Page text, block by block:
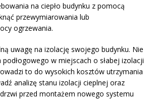
na ciepło budynku z pomocą
przewymiarowania lub
ogrzewania.
uwagę na izolację swojego budynku. Nie
w miejscach o słabej izolacji
to do wysokich kosztów utrzymania
analizę stanu izolacji cieplnej oraz
przed montażem nowego systemu